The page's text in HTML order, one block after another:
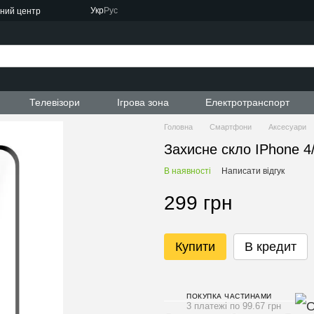
центр
УкрРус
Телевізори Ігрова зона Електротранспорт
Головна Смартфони Аксесуари
Захисне скло IPhone
В наявності Написати відгук
299 грн
Купити В кредит
ПОКУПКА ЧАСТИНАМИ
3 платежі по 99.67 грн